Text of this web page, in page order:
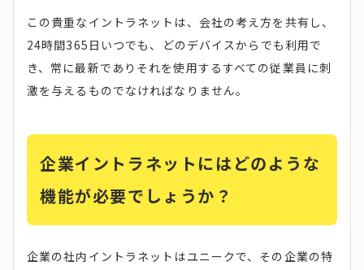
この貴重なイントラネットは、会社の考え方を共有し、
24時間365日いつでも、どのデバイスからでも利用で
き、常に最新でありそれを使用するすべての従業員に刺
激を与えるものでなければなりません。
企業イントラネットにはどのような
機能が必要でしょうか？
企業の社内イントラネットはユニークで、その企業の特